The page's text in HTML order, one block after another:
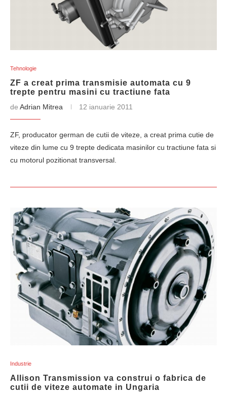
Tehnologie
ZF a creat prima transmisie automata cu 9
trepte pentru masini cu tractiune fata
de Adrian Mitrea 12 ianuarie 2011
ZF, producator german de cutii de viteze, a creat prima cutie de
viteze din lume cu 9 trepte dedicata masinilor cu tractiune fata si
cu motorul pozitionat transversal.
Industrie
Allison Transmission va construi o fabrica de
cutii de viteze automate in Ungaria